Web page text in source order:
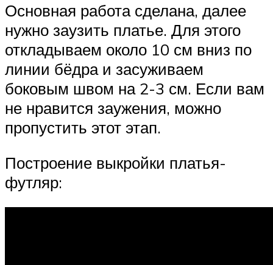
Основная работа сделана, далее
нужно заузить платье. Для этого
откладываем около 10 см вниз по
линии бёдра и засуживаем
боковым швом на 2-3 см. Если вам
не нравится заужения, можно
пропустить этот этап.
Построение выкройки платья-
футляр: